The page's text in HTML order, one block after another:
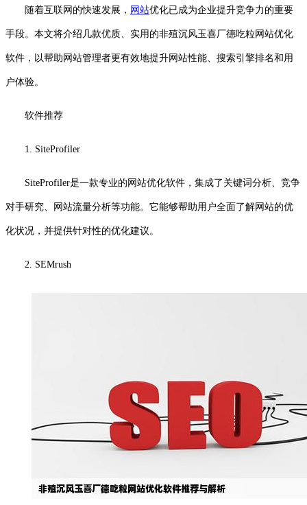
随着互联网的快速发展， 网站优化已成为企业提升竞争力的重要
手段。本文将介绍几款优质、实用的非殖沉风玉喜厂德吃粒网站优化
软件，以帮助网站管理者更有效地提升网站性能、搜索引擎排名和用
户体验。
软件推荐
1. SiteProfiler
SiteProfiler是一款专业的网站优化软件，集成了关键词分析、竞争
对手研究、网站流量分析等功能。它能够帮助用户全面了解网站的优
化状况，并提供针对性的优化建议。
2. SEMrush